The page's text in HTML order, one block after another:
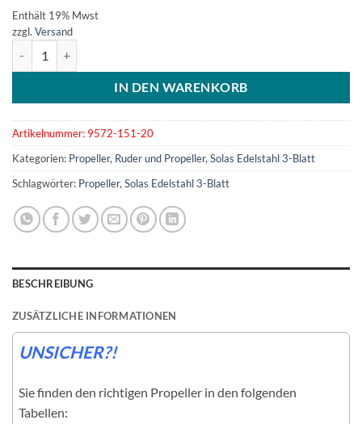
Enthält 19% Mwst
zzgl. Versand
IN DEN WARENKORB
Artikelnummer: 9572-151-20
Kategorien: Propeller, Ruder und Propeller, Solas Edelstahl 3-Blatt
Schlagwörter: Propeller, Solas Edelstahl 3-Blatt
BESCHREIBUNG
ZUSÄTZLICHE INFORMATIONEN
UNSICHER?!
Sie finden den richtigen Propeller in den folgenden
Tabellen: